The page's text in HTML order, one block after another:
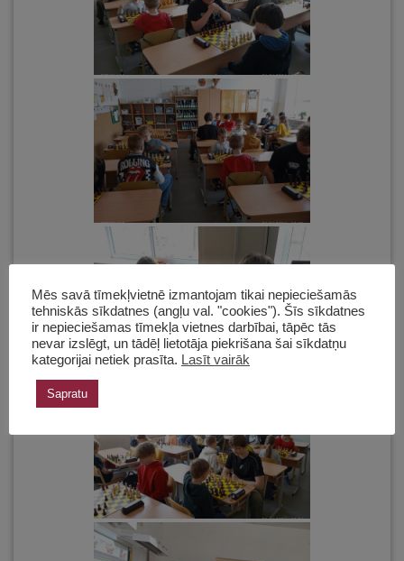
Mēs savā tīmekļvietnē izmantojam tikai nepieciešamās
tehniskās sīkdatnes (angļu val. "cookies"). Šīs sīkdatnes
ir nepieciešamas tīmekļa vietnes darbībai, tāpēc tās
nevar izslēgt, un tādēļ lietotāja piekrišana šai sīkdatņu
kategorijai netiek prasīta. Lasīt vairāk
Sapratu